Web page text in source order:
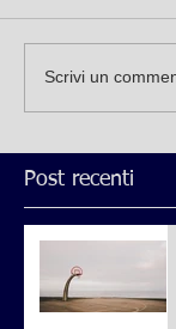
Scrivi un
Post recenti